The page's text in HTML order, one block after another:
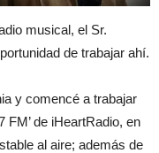
musical, el Sr.
de trabajar ahí.
y comencé a trabajar
FM’ de iHeartRadio, en
al aire; además de